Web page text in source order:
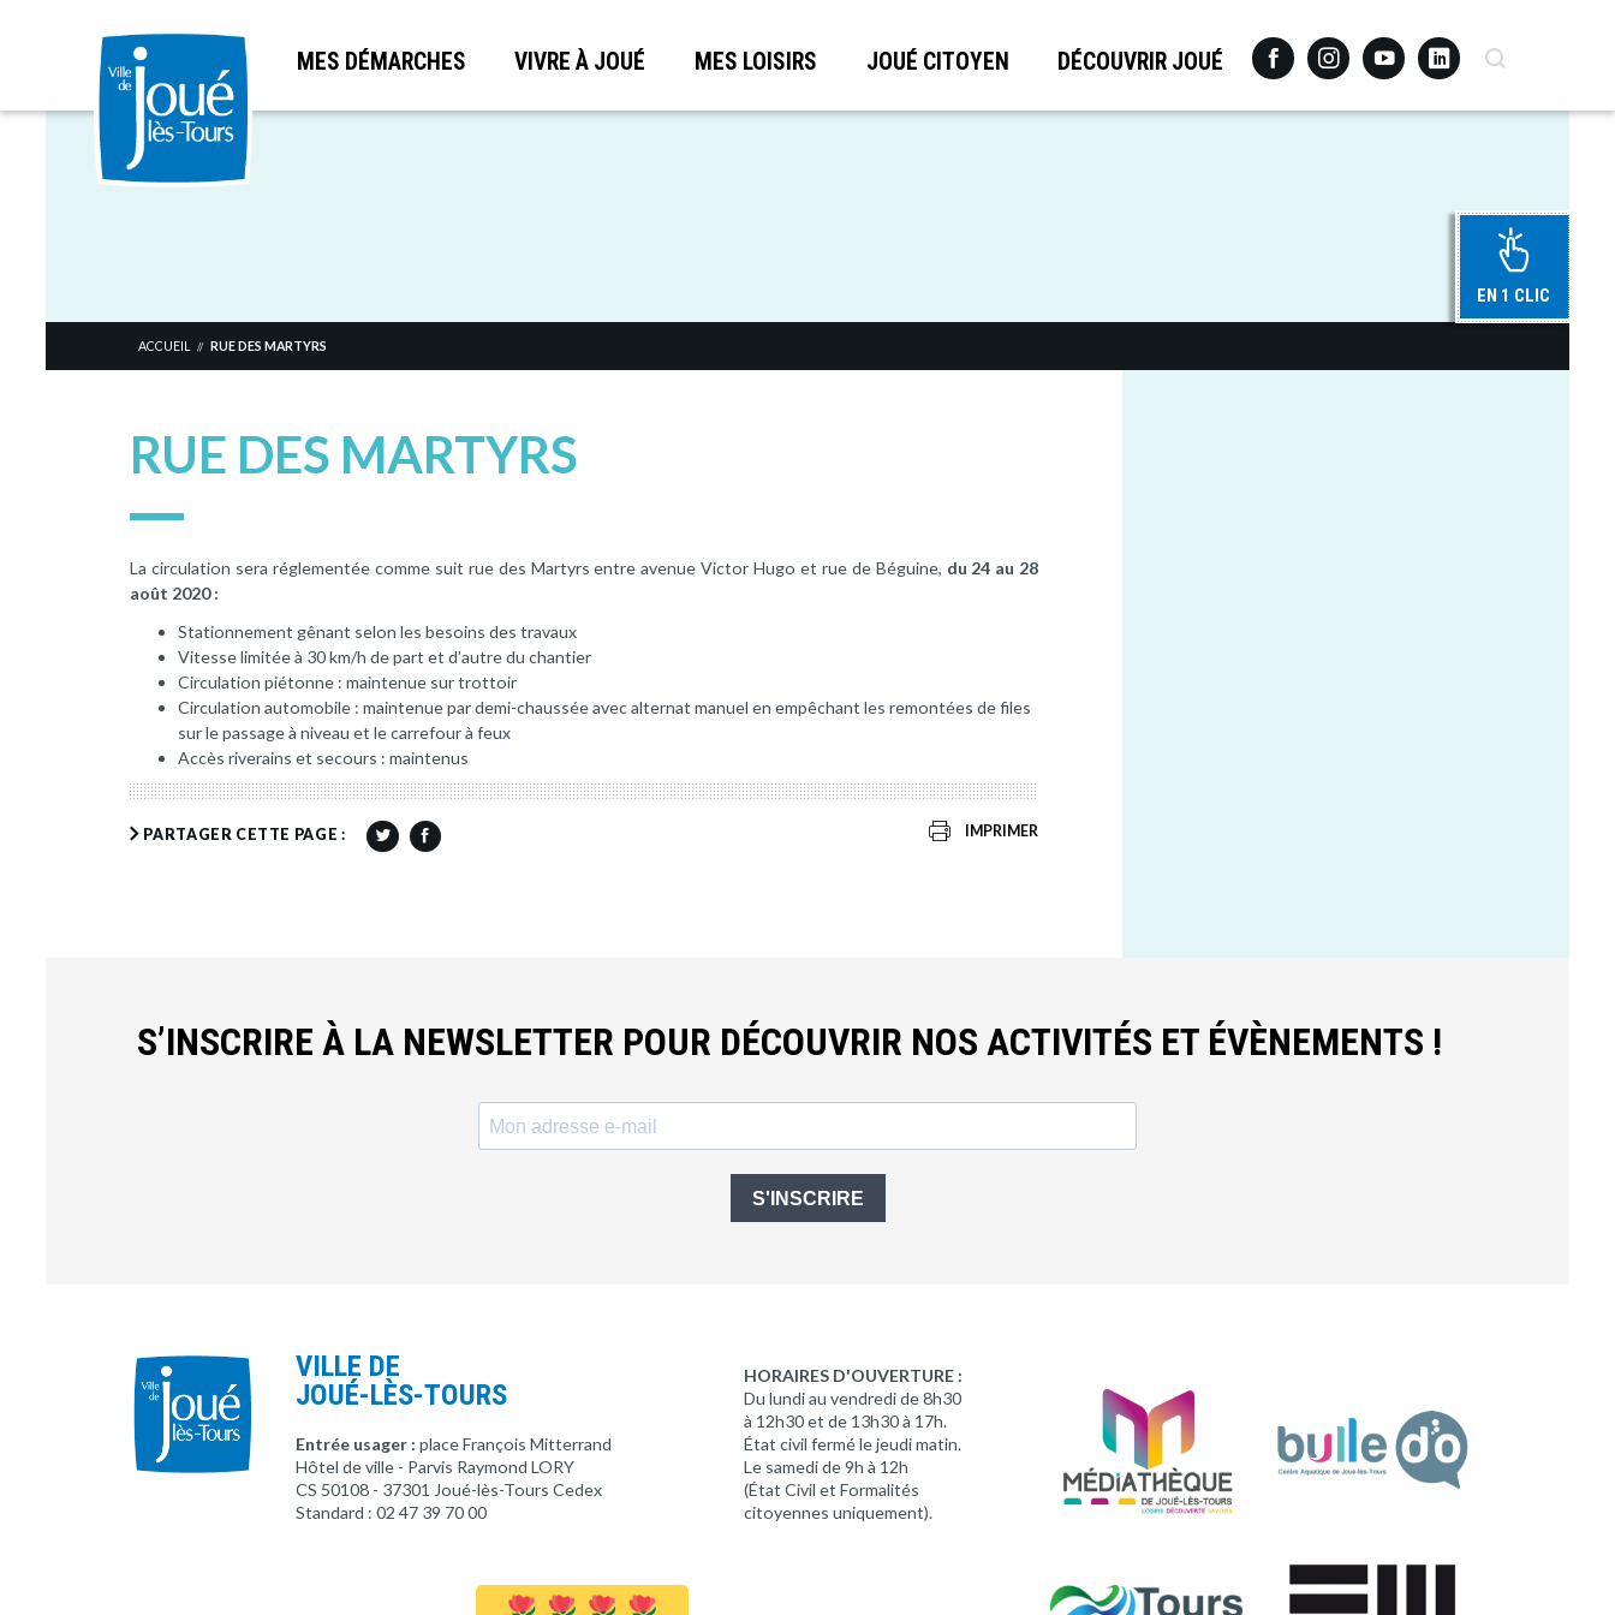
Aller
MES DÉMARCHES VIVRE À JOUÉ MES LOISIRS JOUÉ CITOYEN DÉCOUVRIR JOUÉ FacebookInstagramYoutubeLinkedinRecherche
EN 1 CLIC
ACCUEIL // RUE DES MARTYRS
RUE DES MARTYRS
La circulation sera réglementée comme suit rue des Martyrs entre avenue Victor Hugo et rue de Béguine, du 24 au 28
août 2020 :
Stationnement gênant selon les besoins des travaux
Vitesse limitée à 30 km/h de part et d’autre du chantier
Circulation piétonne : maintenue sur trottoir
Circulation automobile : maintenue par demi-chaussée avec alternat manuel en empêchant les remontées de files
sur le passage à niveau et le carrefour à feux
Accès riverains et secours : maintenus
PARTAGER CETTE PAGE : IMPRIMER
S’INSCRIRE À LA NEWSLETTER POUR DÉCOUVRIR NOS ACTIVITÉS ET ÉVÈNEMENTS !
S'INSCRIRE
VILLE DE
JOUÉ-LÈS-TOURS
Entrée usager : place François Mitterrand
Hôtel de ville - Parvis Raymond LORY
CS 50108 - 37301 Joué-lès-Tours Cedex
Standard : 02 47 39 70 00
HORAIRES D'OUVERTURE :
Du lundi au vendredi de 8h30
à 12h30 et de 13h30 à 17h.
État civil fermé le jeudi matin.
Le samedi de 9h à 12h
(État Civil et Formalités
citoyennes uniquement).